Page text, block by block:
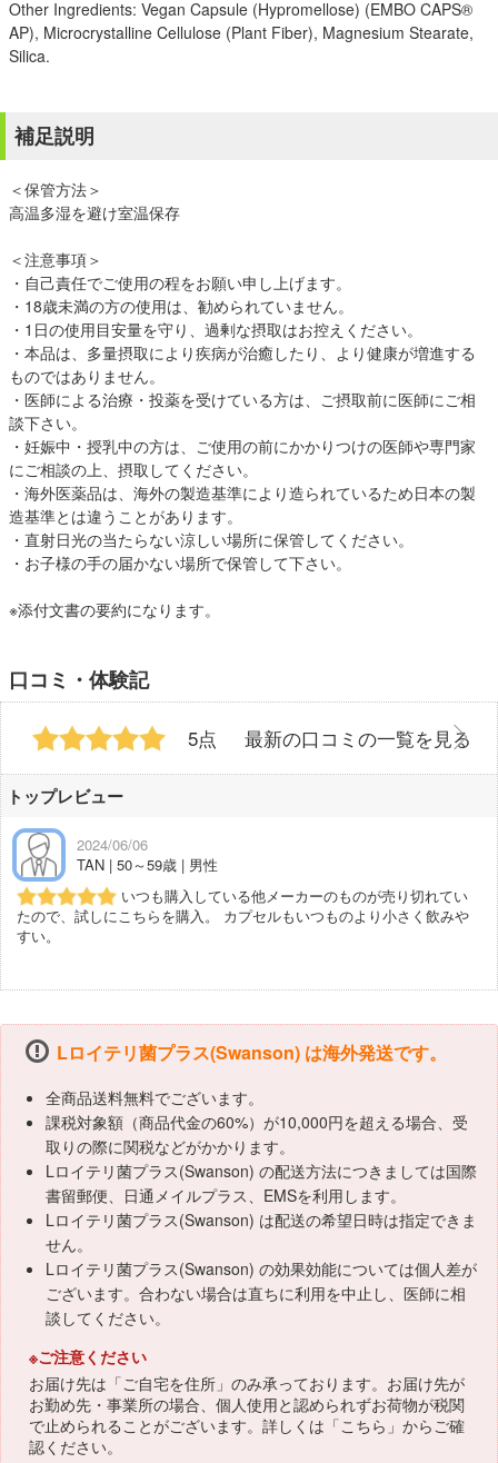
Other Ingredients: Vegan Capsule (Hypromellose) (EMBO CAPS®
AP), Microcrystalline Cellulose (Plant Fiber), Magnesium Stearate,
Silica.
補足説明
＜保管方法＞
高温多湿を避け室温保存
＜注意事項＞
・自己責任でご使用の程をお願い申し上げます。
・18歳未満の方の使用は、勧められていません。
・1日の使用目安量を守り、過剰な摂取はお控えください。
・本品は、多量摂取により疾病が治癒したり、より健康が増進する
ものではありません。
・医師による治療・投薬を受けている方は、ご摂取前に医師にご相
談下さい。
・妊娠中・授乳中の方は、ご使用の前にかかりつけの医師や専門家
にご相談の上、摂取してください。
・海外医薬品は、海外の製造基準により造られているため日本の製
造基準とは違うことがあります。
・直射日光の当たらない涼しい場所に保管してください。
・お子様の手の届かない場所で保管して下さい。
※添付文書の要約になります。
口コミ・体験記
5点 最新の口コミの一覧を見る
トップレビュー
2024/06/06
TAN | 50～59歳 | 男性
いつも購入している他メーカーのものが売り切れてい
たので、試しにこちらを購入。 カプセルもいつものより小さく飲みや
すい。
Lロイテリ菌プラス(Swanson) は海外発送です。
全商品送料無料でございます。
課税対象額（商品代金の60%）が10,000円を超える場合、受
取りの際に関税などがかかります。
Lロイテリ菌プラス(Swanson) の配送方法につきましては国際
書留郵便、日通メイルプラス、EMSを利用します。
Lロイテリ菌プラス(Swanson) は配送の希望日時は指定できま
せん。
Lロイテリ菌プラス(Swanson) の効果効能については個人差が
ございます。合わない場合は直ちに利用を中止し、医師に相
談してください。
※ご注意ください
お届け先は「ご自宅を住所」のみ承っております。お届け先が
お勤め先・事業所の場合、個人使用と認められずお荷物が税関
で止められることがございます。詳しくは「こちら 」からご確
認ください。